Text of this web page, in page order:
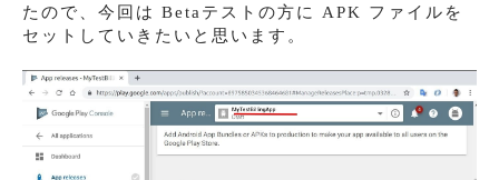
たので、今回は Betaテストの方に APK ファイルを
セットしていきたいと思います。